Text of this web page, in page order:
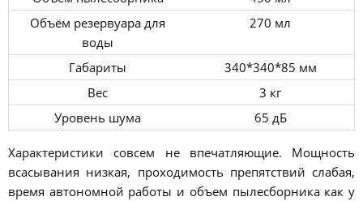
Объём резервуара для
воды
270 мл
Габариты
340*340*85 мм
Вес
3 кг
Уровень шума
65 дБ
Характеристики совсем не впечатляющие. Мощность
всасывания низкая, проходимость препятствий слабая,
время автономной работы и объем пылесборника как у